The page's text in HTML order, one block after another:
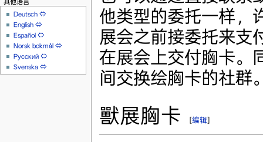
他类型的委托一样，
展会之前接委托来支
在展会上交付胸卡。
间交换绘胸卡的社群
獸展胸卡 [编辑]
其他语言
Deutsch ⇔
English ⇔
Español ⇔
Norsk bokmål ⇔
Русский ⇔
Svenska ⇔